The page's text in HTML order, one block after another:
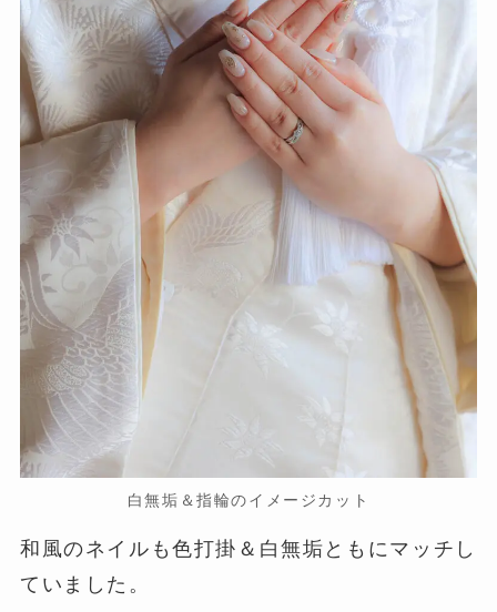
白無垢＆指輪のイメージカット
和風のネイルも色打掛＆白無垢ともにマッチし
ていました。